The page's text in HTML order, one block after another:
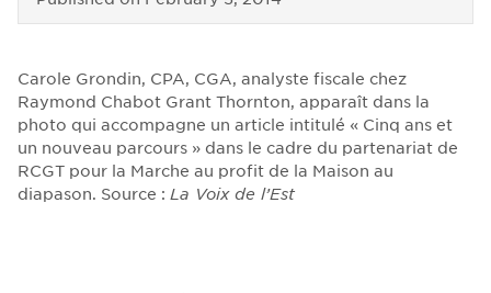
Carole Grondin, CPA, CGA, analyste fiscale chez
Raymond Chabot Grant Thornton, apparaît dans la
photo qui accompagne un article intitulé « Cinq ans et
un nouveau parcours » dans le cadre du partenariat de
RCGT pour la Marche au profit de la Maison au
diapason. Source : La Voix de l’Est